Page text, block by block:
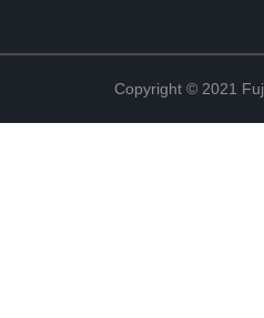
Copyright © 2021